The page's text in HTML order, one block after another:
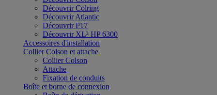
Découvrir Colring
Découvrir Atlantic
Découvrir P17
Découvrir XL³ HP 6300
Accessoires d'installation
Collier Colson et attache
Collier Colson
Attache
Fixation de conduits
Boîte et borne de connexion